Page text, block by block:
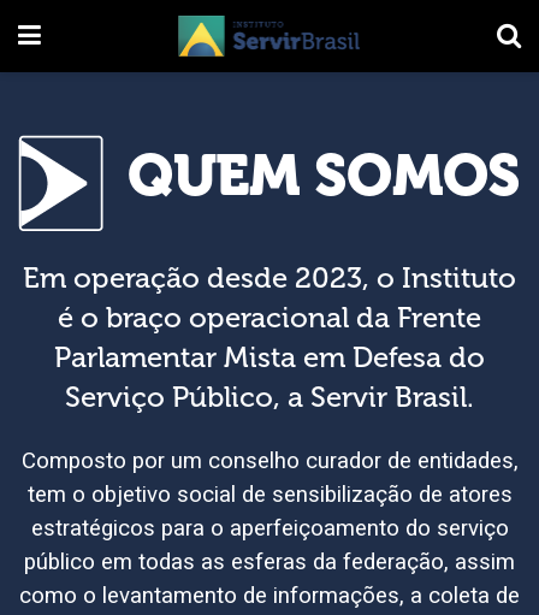
QUEM SOMOS
Em operação desde 2023, o Instituto
é o braço operacional da Frente
Parlamentar Mista em Defesa do
Serviço Público, a Servir Brasil.
Composto por um conselho curador de entidades,
tem o objetivo social de sensibilização de atores
estratégicos para o aperfeiçoamento do serviço
público em todas as esferas da federação, assim
como o levantamento de informações, a coleta de